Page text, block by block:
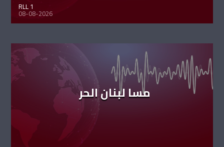
RLL 1
08-08-2026
مسا لبنان الحر